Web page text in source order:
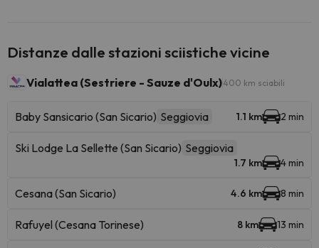
Distanze dalle stazioni sciistiche vicine
Vialattea (Sestriere - Sauze d'Oulx)400 km sciabili
Baby Sansicario (San Sicario) Seggiovia 1.1 km 2 min
Ski Lodge La Sellette (San Sicario) Seggiovia
1.7 km 4 min
Cesana (San Sicario) 4.6 km 8 min
Rafuyel (Cesana Torinese) 8 km 13 min